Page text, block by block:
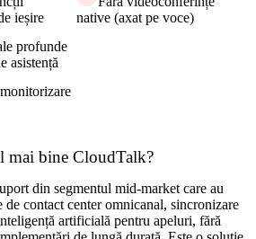
ieșire
native (axat pe voce)
profunde
asistență
mai bine CloudTalk?
din segmentul mid-market care au
de contact center omnicanal, sincronizare
artificială pentru apeluri, fără